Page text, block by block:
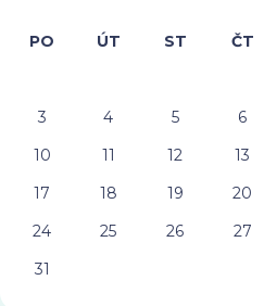
PO ÚT ST ČT
3
4 5 6
10
11 12 13
17
18 19 20
24
25 26 27
31